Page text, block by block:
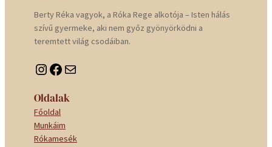
Berty Réka vagyok, a Róka Rege alkotója – Isten hálás
szívű gyermeke, aki nem győz gyönyörködni a
teremtett világ csodáiban.
Instagram Facebook Mail
Oldalak
Főoldal
Munkáim
Rókamesék